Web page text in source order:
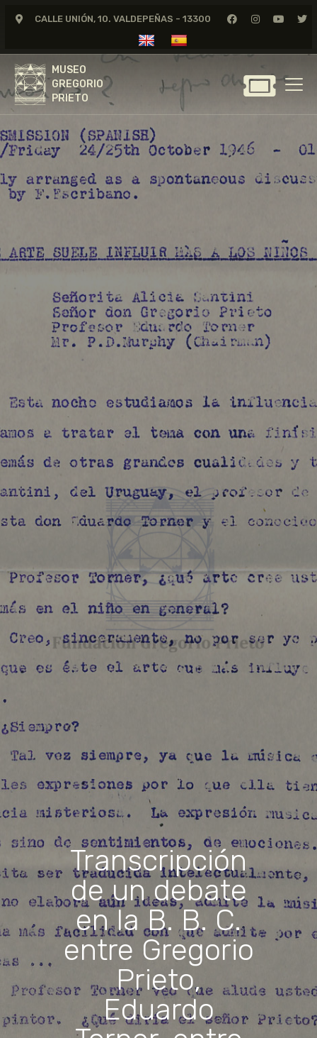
CALLE UNIÓN, 10. VALDEPEÑAS - 13300
MUSEO
GREGORIO
PRIETO
MUSEO
GREGORIO
GREGORIO PRIETO
MUSEO
ARCHIVO
CERTAMEN DE DIBUJO
NOTICIAS
Transcripción
de un debate
en la B. B. C.
entre Gregorio
Prieto,
Eduardo